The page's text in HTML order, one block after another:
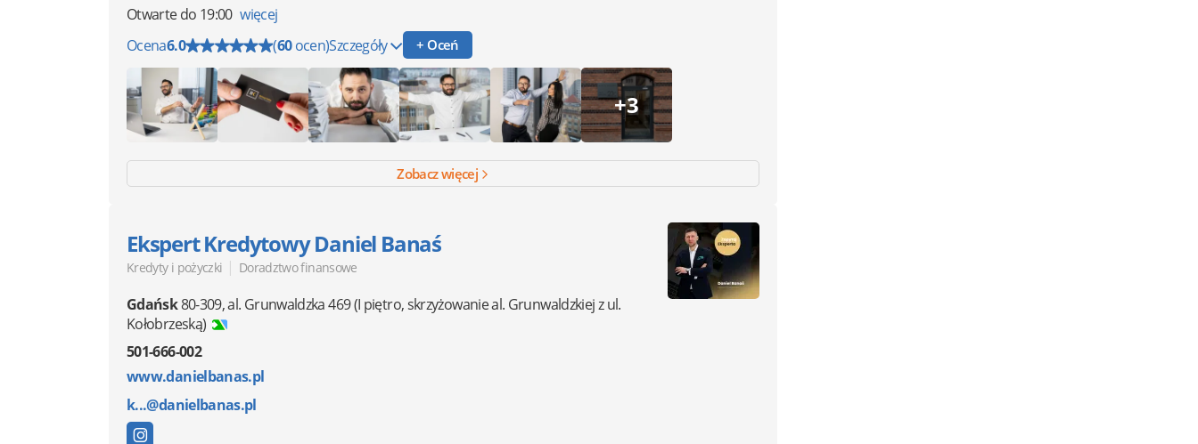
Otwartedo 19:00 więcej
Ocena6.0 (60ocen)Szczegóły + Oceń
+3
Zobacz więcej
Ekspert Kredytowy Daniel Banaś
Kredyty i pożyczki | Doradztwo finansowe
Gdańsk80-309,al. Grunwaldzka 469(I piętro, skrzyżowanie al. Grunwaldzkiej z ul.
Kołobrzeską)
501-666-002
www.danielbanas.pl
k...@danielbanas.pl